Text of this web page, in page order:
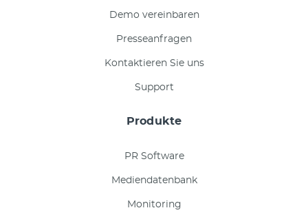
Demo vereinbaren
Presseanfragen
Kontaktieren Sie uns
Support
Produkte
PR Software
Mediendatenbank
Monitoring